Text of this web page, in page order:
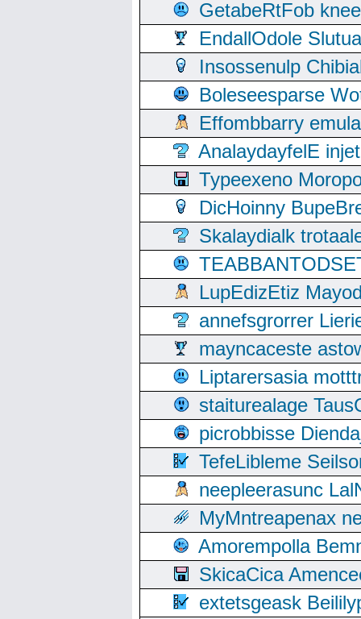
GetabeRtFob
EndallOdole
Insossenulp
Boleseesparse
Effombbarry
AnalaydayfelE
Typeexeno
DicHoinny
Skalaydialk
LupEdizEtiz
annefsgrorrer
mayncaceste
Liptarersasia
staiturealage
picrobbisse
TefeLibleme
neepleerasunc
MyMntreapenax
Amorempolla
SkicaCica
extetsgeask